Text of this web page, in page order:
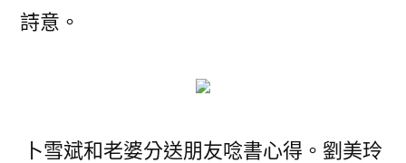
詩意。
卜雪斌和老婆分送朋友唸書心得。劉美玲